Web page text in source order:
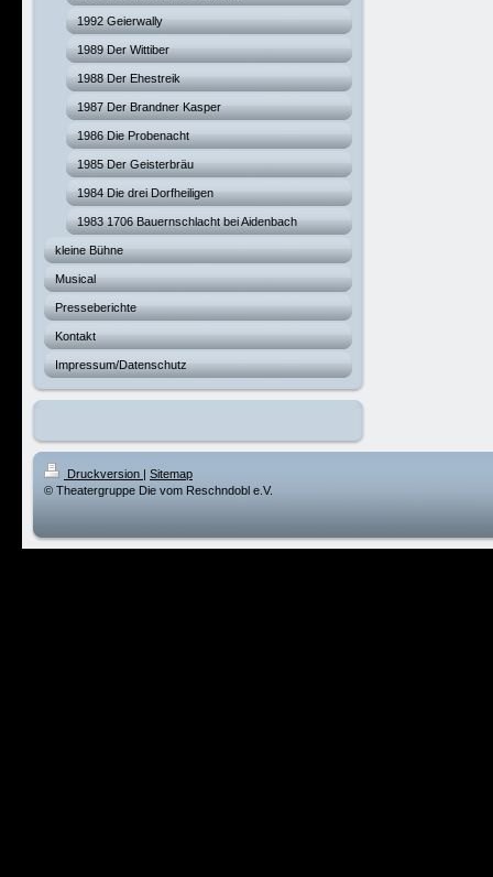
1992 Geierwally
1989 Der Wittiber
1988 Der Ehestreik
1987 Der Brandner Kasper
1986 Die Probenacht
1985 Der Geisterbräu
1984 Die drei Dorfheiligen
1983 1706 Bauernschlacht bei Aidenbach
kleine Bühne
Musical
Presseberichte
Kontakt
Impressum/Datenschutz
Druckversion | Sitemap
© Theatergruppe Die vom Reschndobl e.V.